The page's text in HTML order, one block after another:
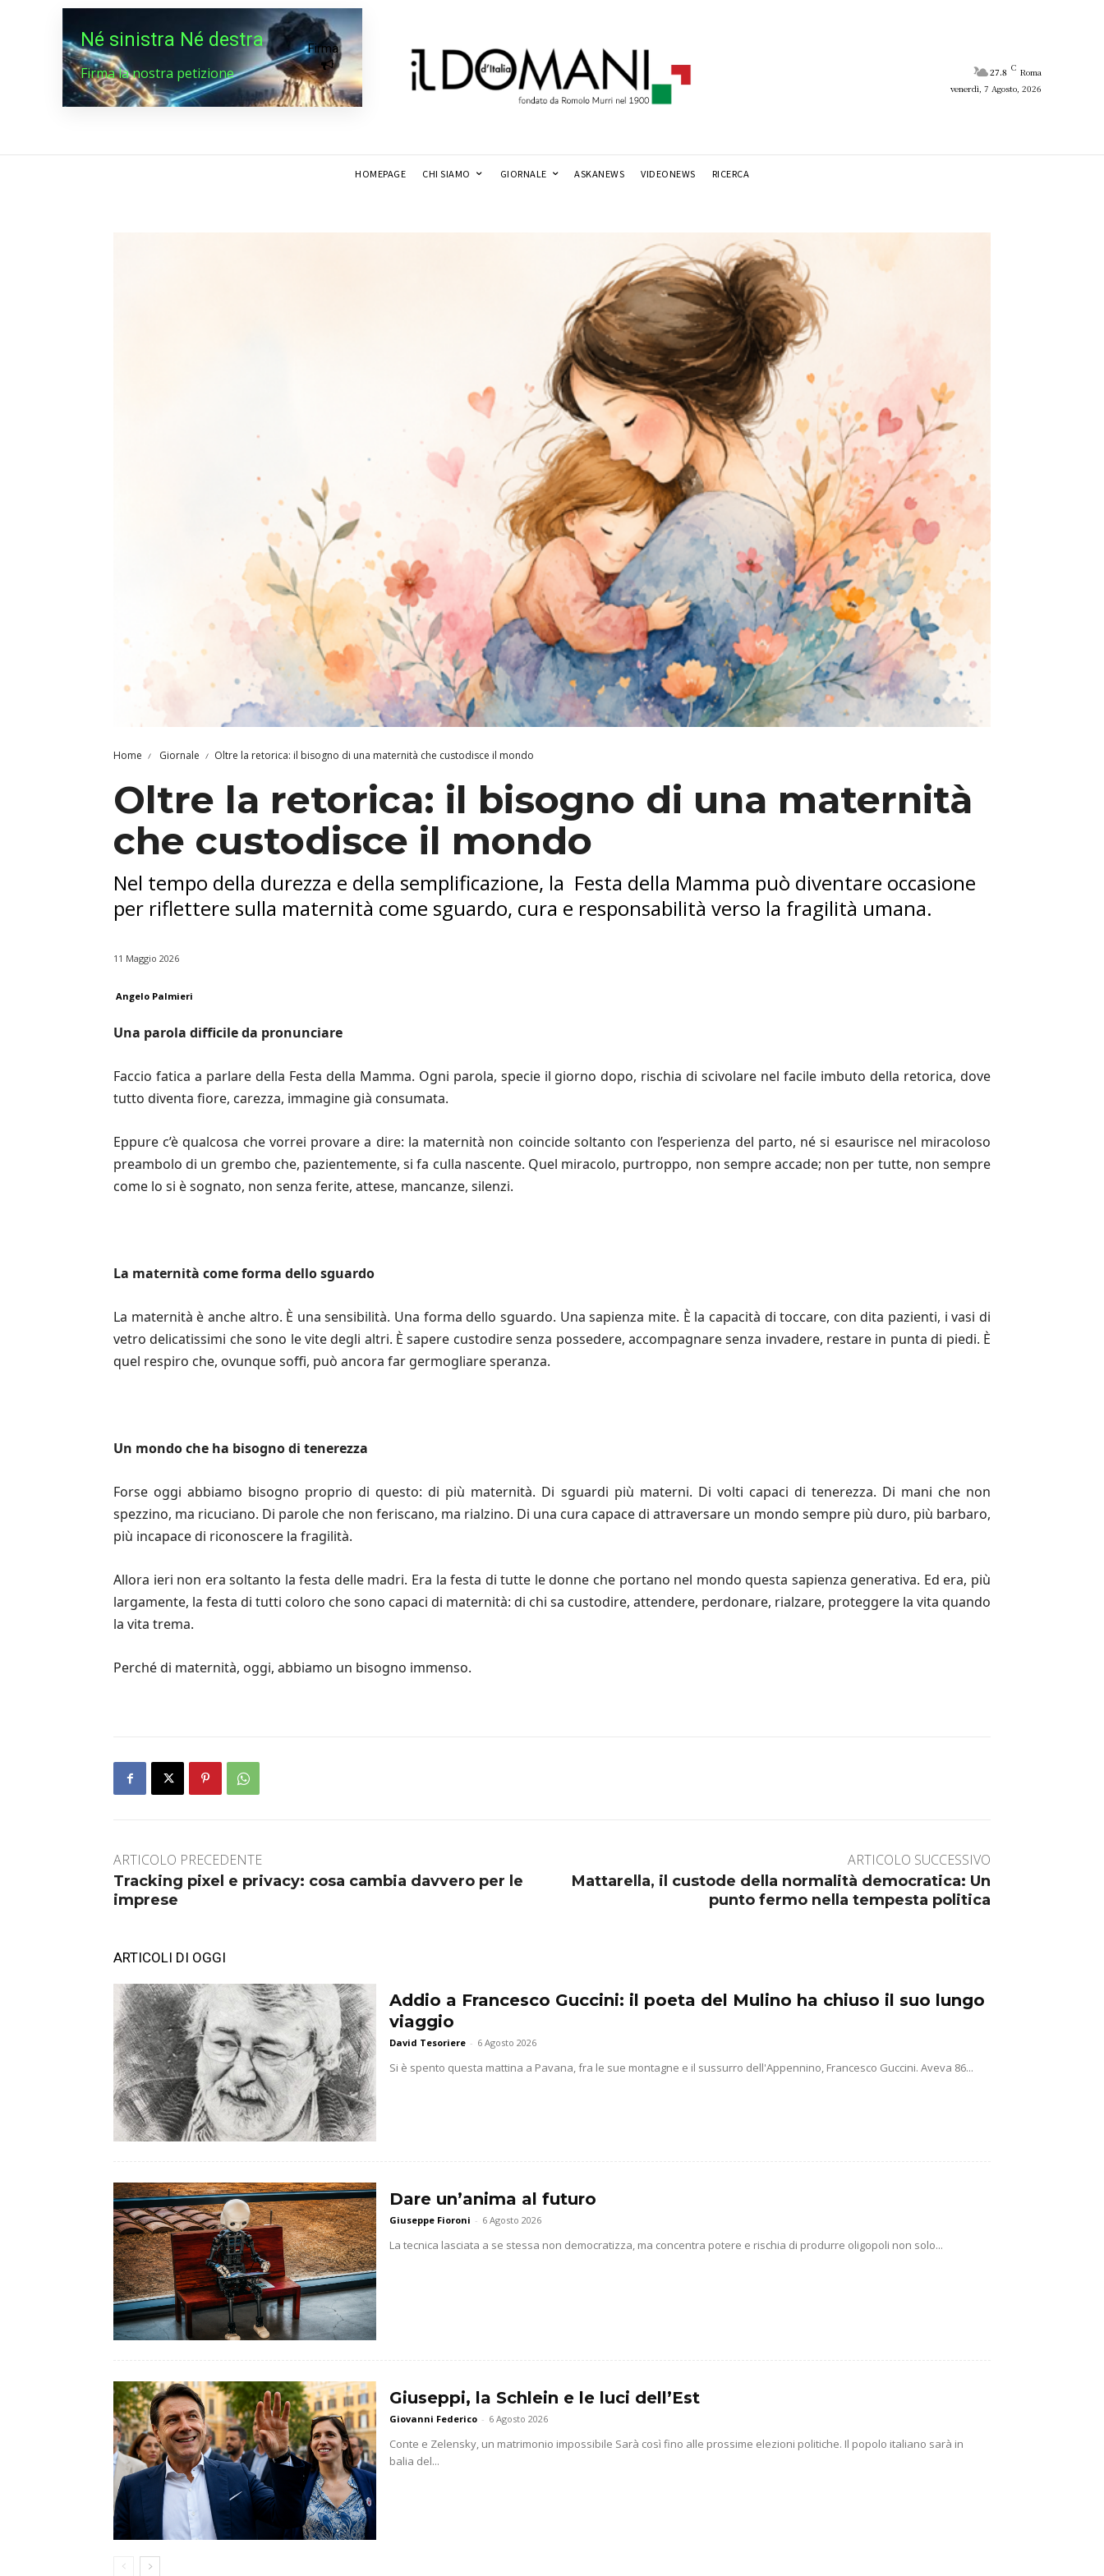
Né sinistra Né destra
Firma la nostra petizione
Firma
27.8 C Roma
venerdì, 7 Agosto, 2026
HOMEPAGE CHI SIAMO GIORNALE ASKANEWS VIDEONEWS RICERCA
Home Giornale Oltre la retorica: il bisogno di una maternità che custodisce il mondo
Oltre la retorica: il bisogno di una maternità
che custodisce il mondo
Nel tempo della durezza e della semplificazione, la Festa della Mamma può diventare occasione
per riflettere sulla maternità come sguardo, cura e responsabilità verso la fragilità umana.
11 Maggio 2026
Angelo Palmieri
Una parola difficile da pronunciare
Faccio fatica a parlare della Festa della Mamma. Ogni parola, specie il giorno dopo, rischia di scivolare nel facile imbuto della retorica, dove
tutto diventa fiore, carezza, immagine già consumata.
Eppure c’è qualcosa che vorrei provare a dire: la maternità non coincide soltanto con l’esperienza del parto, né si esaurisce nel miracoloso
preambolo di un grembo che, pazientemente, si fa culla nascente. Quel miracolo, purtroppo, non sempre accade; non per tutte, non sempre
come lo si è sognato, non senza ferite, attese, mancanze, silenzi.
La maternità come forma dello sguardo
La maternità è anche altro. È una sensibilità. Una forma dello sguardo. Una sapienza mite. È la capacità di toccare, con dita pazienti, i vasi di
vetro delicatissimi che sono le vite degli altri. È sapere custodire senza possedere, accompagnare senza invadere, restare in punta di piedi. È
quel respiro che, ovunque soffi, può ancora far germogliare speranza.
Un mondo che ha bisogno di tenerezza
Forse oggi abbiamo bisogno proprio di questo: di più maternità. Di sguardi più materni. Di volti capaci di tenerezza. Di mani che non
spezzino, ma ricuciano. Di parole che non feriscano, ma rialzino. Di una cura capace di attraversare un mondo sempre più duro, più barbaro,
più incapace di riconoscere la fragilità.
Allora ieri non era soltanto la festa delle madri. Era la festa di tutte le donne che portano nel mondo questa sapienza generativa. Ed era, più
largamente, la festa di tutti coloro che sono capaci di maternità: di chi sa custodire, attendere, perdonare, rialzare, proteggere la vita quando
la vita trema.
Perché di maternità, oggi, abbiamo un bisogno immenso.
ARTICOLO PRECEDENTE
Tracking pixel e privacy: cosa cambia davvero per le
imprese
ARTICOLO SUCCESSIVO
Mattarella, il custode della normalità democratica: Un
punto fermo nella tempesta politica
ARTICOLI DI OGGI
Addio a Francesco Guccini: il poeta del Mulino ha chiuso il suo lungo
viaggio
David Tesoriere - 6 Agosto 2026
Si è spento questa mattina a Pavana, fra le sue montagne e il sussurro dell'Appennino, Francesco Guccini. Aveva 86...
Dare un’anima al futuro
Giuseppe Fioroni - 6 Agosto 2026
La tecnica lasciata a se stessa non democratizza, ma concentra potere e rischia di produrre oligopoli non solo...
Giuseppi, la Schlein e le luci dell’Est
Giovanni Federico - 6 Agosto 2026
Conte e Zelensky, un matrimonio impossibile Sarà così fino alle prossime elezioni politiche. Il popolo italiano sarà in
balia del...